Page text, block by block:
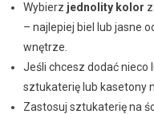
Wybierz jednolity kolor
– najlepiej biel lub jasne
wnętrze.
Jeśli chcesz dodać nieco
sztukaterię lub kasetony
Zastosuj sztukaterię na